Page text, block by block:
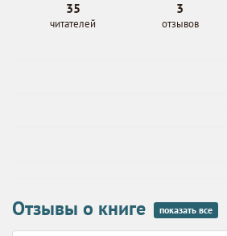
35
читателей
3
отзывов
Отзывы о книге показать все